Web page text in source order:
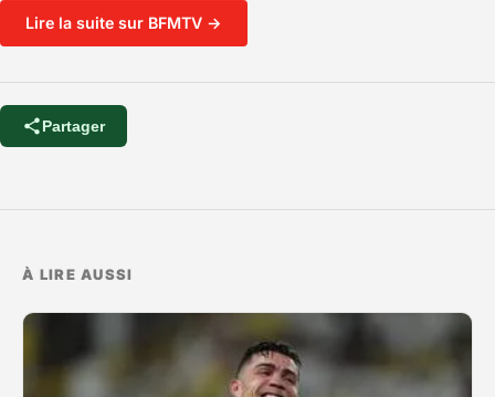
Lire la suite sur BFMTV →
Partager
À LIRE AUSSI